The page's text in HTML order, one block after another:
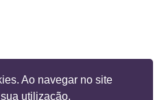
Ao navegar no site
utilização.